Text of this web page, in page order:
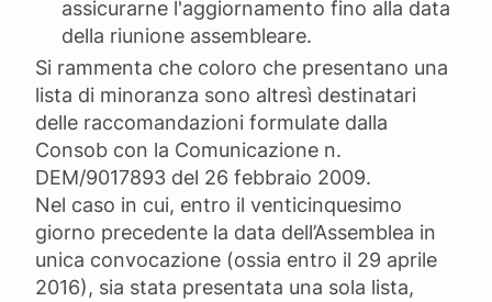
assicurarne l'aggiornamento fino alla data
della riunione assembleare.
Si rammenta che coloro che presentano una
lista di minoranza sono altresì destinatari
delle raccomandazioni formulate dalla
Consob con la Comunicazione n.
DEM/9017893 del 26 febbraio 2009.
Nel caso in cui, entro il venticinquesimo
giorno precedente la data dell’Assemblea in
unica convocazione (ossia entro il 29 aprile
2016), sia stata presentata una sola lista,